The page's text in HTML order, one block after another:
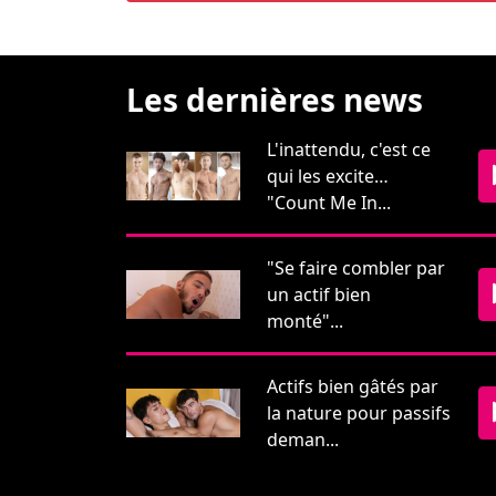
Les dernières news
L'inattendu, c'est ce
qui les excite…
"Count Me In...
"Se faire combler par
un actif bien
monté"...
Actifs bien gâtés par
la nature pour passifs
deman...